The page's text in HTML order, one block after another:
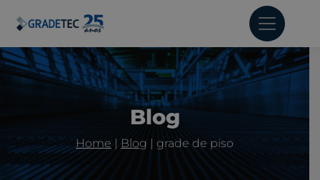
Blog
Home|Blog | grade de piso